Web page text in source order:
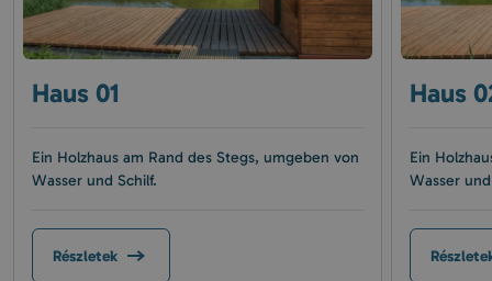
Haus 01
Ein Holzhaus am Rand des Stegs, umgeben von
Wasser und Schilf.
Részletek
Haus
Ein
Wasser